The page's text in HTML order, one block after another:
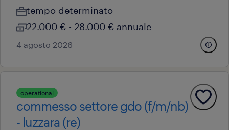
tempo determinato
22.000 € - 28.000 € annuale
4 agosto 2026
operational
commesso settore gdo (f/m/nb)
- luzzara (re)